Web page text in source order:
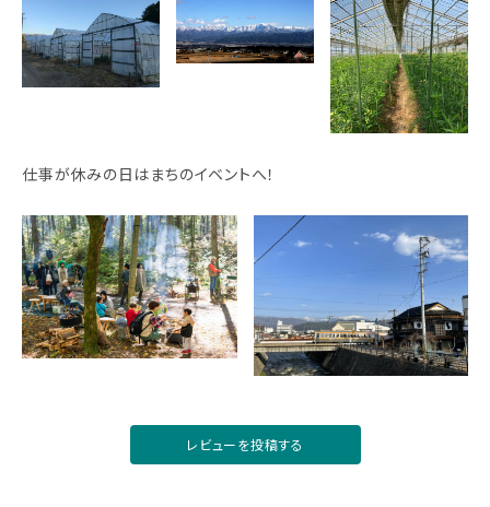
仕事が休みの日はまちのイベントへ！
レビューを投稿する